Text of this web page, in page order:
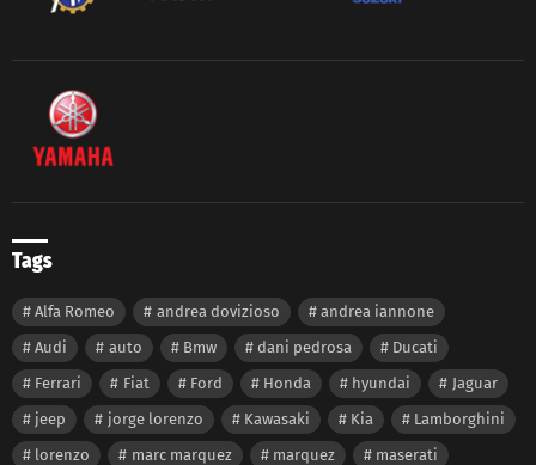
Tags
Alfa Romeo andrea dovizioso
andrea iannone
Audi
auto Bmw dani pedrosa
Ducati
Ferrari
Fiat Ford Honda hyundai
Jaguar
jeep
jorge lorenzo Kawasaki Kia
Lamborghini
lorenzo
marc marquez marquez
maserati